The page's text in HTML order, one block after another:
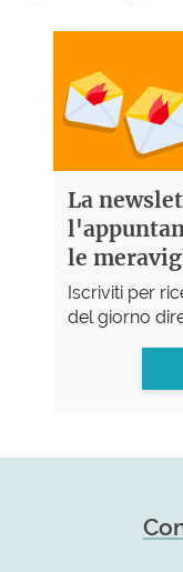
La
le
Iscriviti per
del giorno